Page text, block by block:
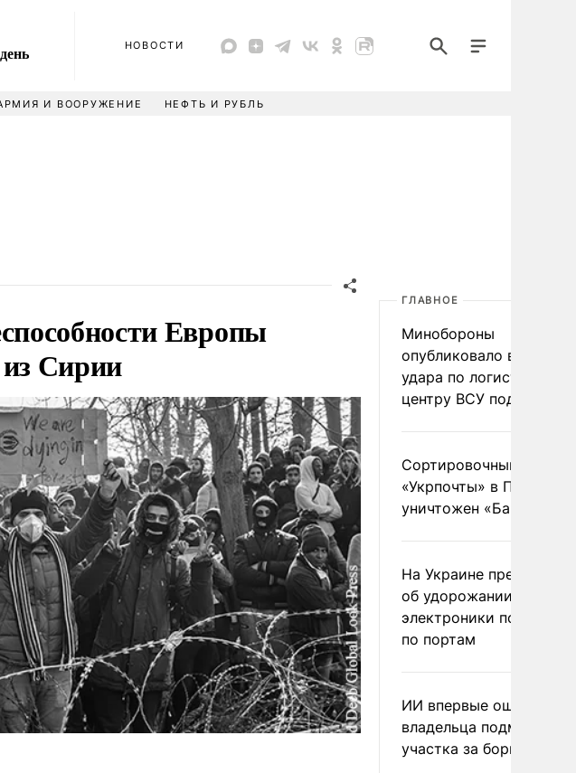
НОВОСТИ
И ВООРУЖЕНИЕ НЕФТЬ И РУБЛЬ
Европы
Сирии
ГЛАВНОЕ
Минобороны
опубликовало видео
удара по
центру ВСУ под Киевом
Сортировочный пункт
«Укрпочты» в
уничтожен
На Украине
об удорожании
электроники после
по портам
ИИ впервые
владельца
участка за борщевик